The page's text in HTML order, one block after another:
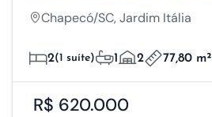
Chapecó/SC, Jardim Itália
2(1 suíte) 1 2 77,80 m²
R$ 620.000